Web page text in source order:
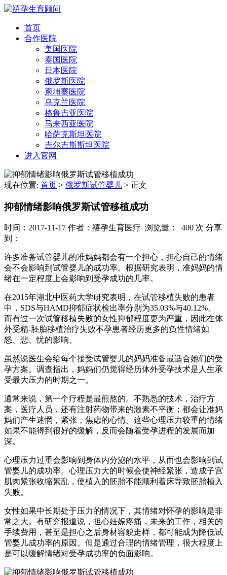
首页
合作医院
美国医院
泰国医院
日本医院
俄罗斯医院
柬埔寨医院
乌克兰医院
格鲁吉亚医院
马来西亚医院
哈萨克斯坦医院
吉尔吉斯斯坦医院
进入官网
现在位置: 首页 > 俄罗斯试管婴儿 > 正文
抑郁情绪影响俄罗斯试管移植成功
时间：2017-11-17 作者：禧孕生育医疗 浏览量： 400 次 分享
到：
许多准备试管婴儿的准妈妈都会有一个担心，担心自己的情绪
会不会影响到试管婴儿的成功率。根据研究表明，准妈妈的情
绪在一定程度上会影响到受孕成功的几率。
在2015年湖北中医药大学研究表明，在试管移植失败的患者
中，SDS与HAMD抑郁症状检出率分别为35.03%与40.12%。
而有过一次试管移植失败的女性抑郁程度更为严重，因此在体
外受精-胚胎移植治疗失败不孕患者经历更多的负性情绪如
怒、悲、忧的影响。
虽然说医生会给每个接受试管婴儿的妈妈准备最适合她们的受
孕方案。调查指出，妈妈们仍觉得经历体外受孕技术是人生承
受最大压力的时期之一。
通常来说，第一个疗程是最煎熬的。不熟悉的技术，治疗方
案，医疗人员，还有注射药物带来的激素不平衡；都会让准妈
妈们产生迷惘，紧张，焦虑的心情。这些心理压力较重的情绪
如果不能得到很好的缓解，反而会随着受孕进程的发展而加
深。
心理压力过重会影响到身体内分泌的水平，从而也会影响到试
管婴儿的成功率。心理压力大的时候会使神经紧张，造成子宫
肌肉紧张收缩絮乱，使植入的胚胎不能顺利着床导致胚胎植入
失败。
女性如果中长期处于压力的情况下，其情绪对怀孕的影响是非
常之大。有研究报道说，担心妊娠疼痛，未来的工作，相关的
手续费用，甚至是担心之后身材容貌走样，都可能成为降低试
管婴儿成功率的原因。但是通过合理的情绪管理，很大程度上
是可以缓解情绪对受孕成功率的负面影响。